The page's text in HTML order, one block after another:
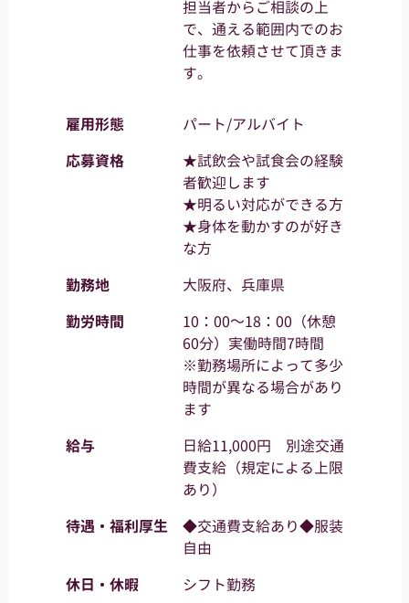
担当者からご相談の上
で、通える範囲内でのお
仕事を依頼させて頂きま
す。
雇用形態
パート/アルバイト
応募資格
★試飲会や試食会の経験
者歓迎します
★明るい対応ができる方
★身体を動かすのが好き
な方
勤務地
大阪府、兵庫県
勤労時間
10：00～18：00（休憩
60分）実働時間7時間
※勤務場所によって多少
時間が異なる場合があり
ます
給与
日給11,000円 別途交通
費支給（規定による上限
あり）
待遇・福利厚生
◆交通費支給あり◆服装
自由
休日・休暇
シフト勤務